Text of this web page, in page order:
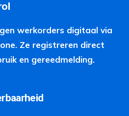
werkorders digitaal via
Ze registreren direct
en gereedmelding.